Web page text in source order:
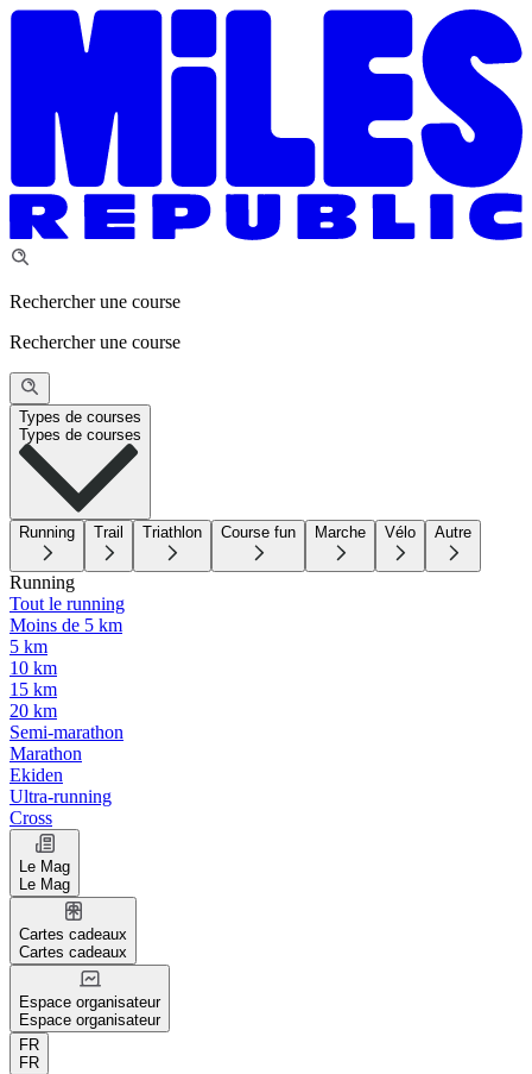
Rechercher une course
Rechercher une course
Types de courses
Types de courses
Running Trail Triathlon Course fun Marche Vélo Autre
Running
Tout le running
Moins de 5 km
5 km
10 km
15 km
20 km
Semi-marathon
Marathon
Ekiden
Ultra-running
Cross
Le Mag
Le Mag
Cartes cadeaux
Cartes cadeaux
Espace organisateur
Espace organisateur
FR
FR